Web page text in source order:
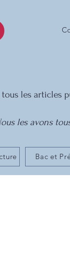
les articles
les avons
Bac et